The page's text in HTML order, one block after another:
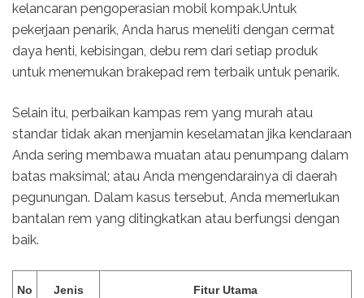
kelancaran pengoperasian mobil kompak.Untuk
pekerjaan penarik, Anda harus meneliti dengan cermat
daya henti, kebisingan, debu rem dari setiap produk
untuk menemukan brakepad rem terbaik untuk penarik.
Selain itu, perbaikan kampas rem yang murah atau
standar tidak akan menjamin keselamatan jika kendaraan
Anda sering membawa muatan atau penumpang dalam
batas maksimal; atau Anda mengendarainya di daerah
pegunungan. Dalam kasus tersebut, Anda memerlukan
bantalan rem yang ditingkatkan atau berfungsi dengan
baik.
No
Jenis
Fitur Utama